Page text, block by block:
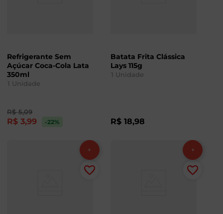
Refrigerante Sem
Açúcar Coca-Cola Lata
350ml
1 Unidade
R$ 5,09
R$ 3,99 -22%
Batata Frita Clássica
Lays 115g
1 Unidade
R$ 18,98